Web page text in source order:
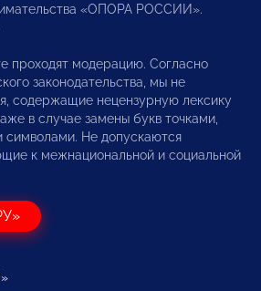
«ОПОРА РОССИИ».
проходят модерацию. Согласно
законодательства, мы не
содержащие нецензурную лексику
в случае замены букв точками,
Не допускаются
к межнациональной и социальной